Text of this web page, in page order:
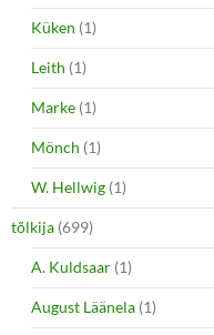
Küken (1)
Leith (1)
Marke (1)
Mönch (1)
W. Hellwig (1)
tõlkija (699)
A. Kuldsaar (1)
August Läänela (1)